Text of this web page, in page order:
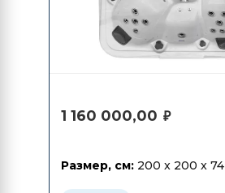
1 160 000,00 ₽
Размер, см: 200 x 200 x 74